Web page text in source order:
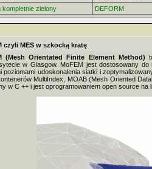
kompletnie zielony
DEFORM
czyli MES w szkocką kratę
(Mesh Orientated Finite Element Method)
w Glasgow. MoFEM jest dostosowany
poziomami udoskonalenia siatki i
MultiIndex, MOAB (Mesh Oriented
w C ++ i jest oprogramowaniem open source na